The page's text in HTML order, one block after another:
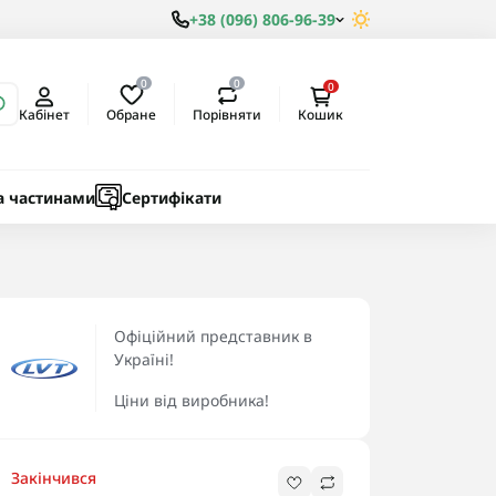
+38 (096) 806-96-39
Кабінет
0
Обране
0
Порівняти
0
Кошик
частинами Сертифікати
Офіційний представник в
Україні!
Ціни від виробника!
Закінчився